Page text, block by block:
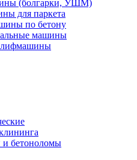
(болгарки, УШМ)
для паркета
по бетону
машины
бетоноломы